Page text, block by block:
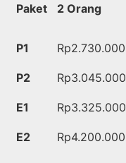
Paket 2 Orang
P1 Rp2.730.000
P2 Rp3.045.000
E1 Rp3.325.000
E2 Rp4.200.000